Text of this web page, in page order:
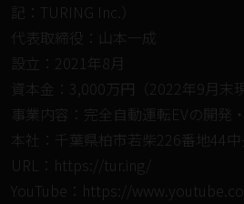
記：TURING Inc.）
代表取締役：⼭本⼀成
設⽴：2021年8⽉
資本⾦：3,000万円（2022年9⽉末現
事業内容：完全自動運転EVの開発
本社：千葉県柏市若柴226番地44
URL： https://tur.ing/
YouTube： https://